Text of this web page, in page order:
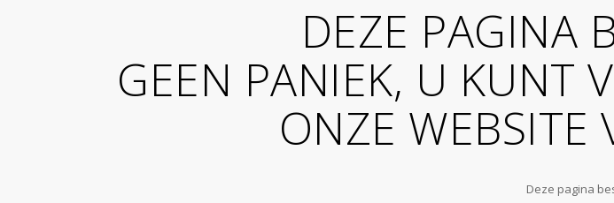
DEZE PAGINA
GEEN PANIEK, U KUNT
ONZE WEBSITE
Deze pagina